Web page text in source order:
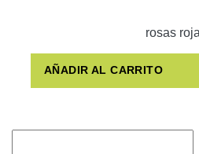
rosas
AÑADIR AL CARRITO